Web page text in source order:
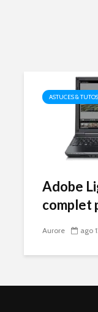
ASTUCES & TUTOS
Adobe
complet
Aurore ago